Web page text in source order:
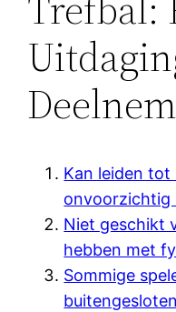
Kan leiden tot
onvoorzichtig
Niet geschikt
hebben met
Sommige